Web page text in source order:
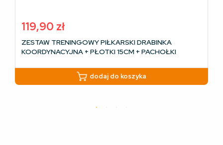
119,90 zł
ZESTAW TRENINGOWY PIŁKARSKI DRABINKA
KOORDYNACYJNA + PŁOTKI 15CM + PACHOŁKI
dodaj do koszyka